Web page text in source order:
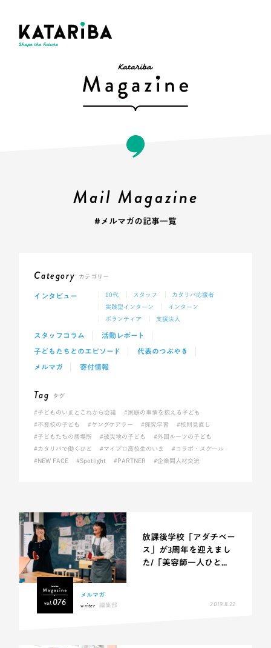
Mail Magazine
#メルマガの記事一覧
Category カテゴリー
インタビュー 10代 スタッフ
カタリバ応援者
実践型インターン
インターン
ボランティア
支援法人
スタッフコラム
活動レポート
子どもたちとのエピソード
代表のつぶやき
メルマガ
寄付情報
Tag タグ
#子どものいまとこれから会議
#家庭の事情を抱える子ども
#不登校の子ども
#ヤングケアラー #探究学習
#校則見直し
#子どもたちの居場所
#被災地の子ども
#外国ルーツの子ども
#カタリバで働くひと
#マイプロ高校生のいま
#コラボ・スクール
#NEW FACE
#Spotlight #PARTNER #企業間人材交流
vol.076
放課後学校「アダチベー
ス」が3周年を迎えまし
た/「美容師一人ひと...
メルマガ
writer
編集部 2019.8.22